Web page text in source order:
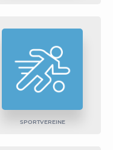
SPORTVEREINE